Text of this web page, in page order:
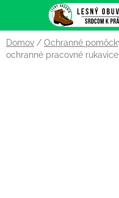
obsah
Domov / Ochranné
ochranné pracovné